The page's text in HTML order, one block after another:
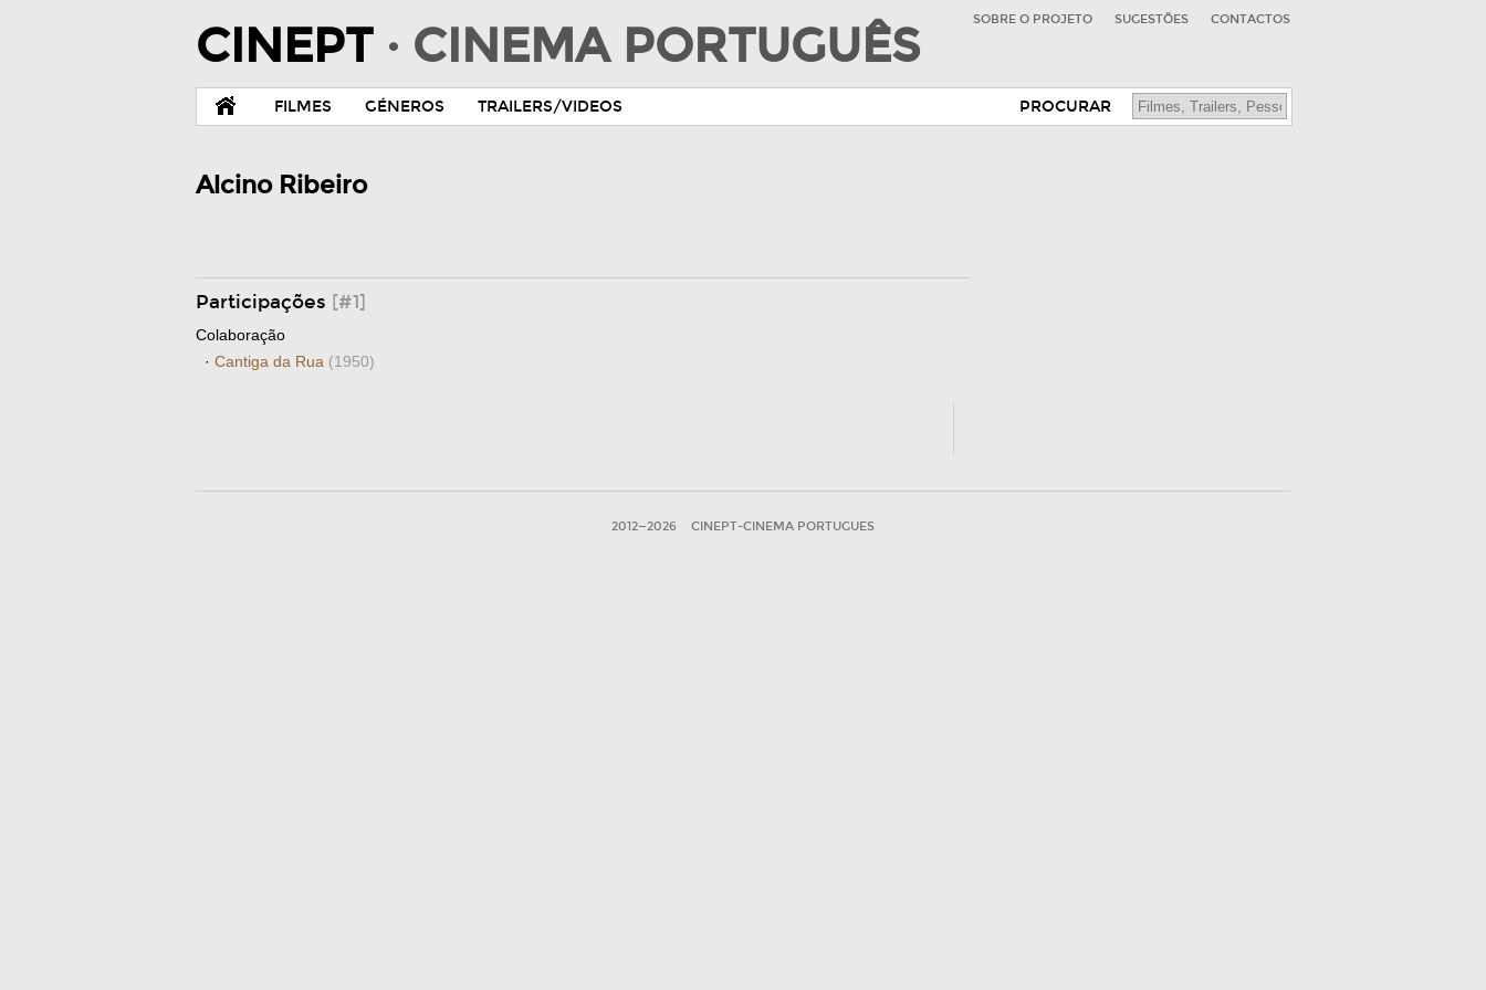
CINEPT · CINEMA PORTUGUÊS SOBRE O PROJETO SUGESTÕES CONTACTOS
FILMES GÉNEROS TRAILERS/VIDEOS PROCURAR
Alcino Ribeiro
Participações [#1]
Colaboração
· Cantiga da Rua (1950)
2012—2026 CINEPT-CINEMA PORTUGUES